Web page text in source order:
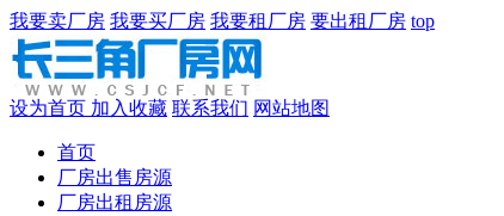
我要卖厂房 我要买厂房 我要租厂房 要出租厂房 top
设为首页 加入收藏 联系我们 网站地图
首页
厂房出售房源
厂房出租房源